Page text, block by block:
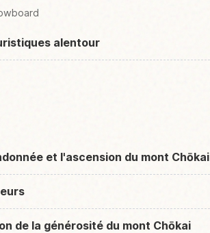
alentour
et l'ascension du mont Chōkai
de la générosité du mont Chōkai